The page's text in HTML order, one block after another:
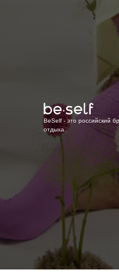
BeSelf - это российский
отдыха.